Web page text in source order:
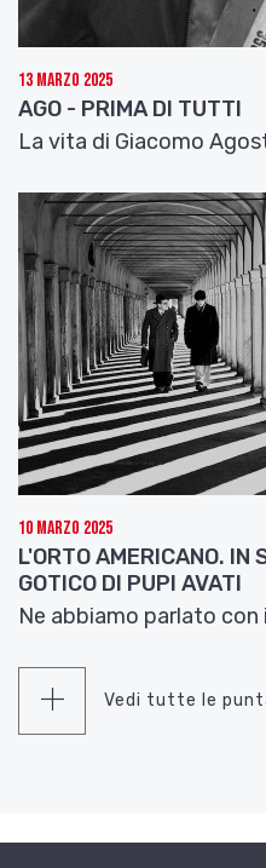
13 Marzo 2025
AGO - PRIMA DI TUTTI
La vita di Giacomo
10 Marzo 2025
L'ORTO AMERICANO. IN
GOTICO DI PUPI AVATI
Ne abbiamo parlato
Vedi tutte le